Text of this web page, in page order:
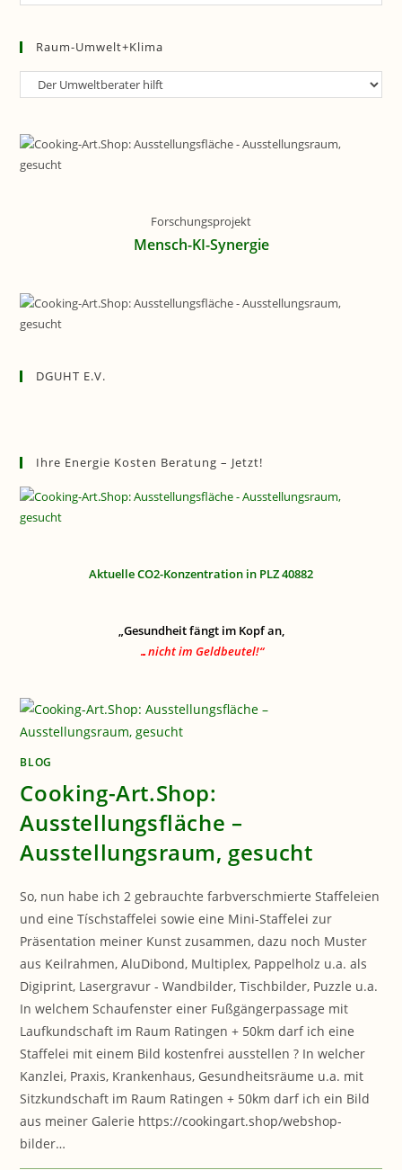
Raum-Umwelt+Klima
Raum-
Forschungsprojekt
Mensch-KI-Synergie
DGUHT E.V.
Ihre Energie Kosten Beratung – Jetzt!
Aktuelle CO2-Konzentration in PLZ 40882
„Gesundheit fängt im Kopf an,
…nicht im Geldbeutel!“
BLOG
Cooking-Art.Shop:
Ausstellungsfläche –
Ausstellungsraum, gesucht
So, nun habe ich 2 gebrauchte farbverschmierte Staffeleien
und eine Tíschstaffelei sowie eine Mini-Staffelei zur
Präsentation meiner Kunst zusammen, dazu noch Muster
aus Keilrahmen, AluDibond, Multiplex, Pappelholz u.a. als
Digiprint, Lasergravur - Wandbilder, Tischbilder, Puzzle u.a.
In welchem Schaufenster einer Fußgängerpassage mit
Laufkundschaft im Raum Ratingen + 50km darf ich eine
Staffelei mit einem Bild kostenfrei ausstellen ? In welcher
Kanzlei, Praxis, Krankenhaus, Gesundheitsräume u.a. mit
Sitzkundschaft im Raum Ratingen + 50km darf ich ein Bild
aus meiner Galerie https://cookingart.shop/webshop-
bilder…